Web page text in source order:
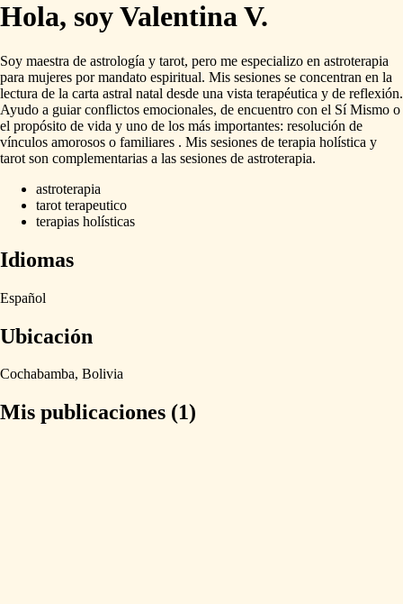
Hola, soy Valentina V.
Soy maestra de astrología y tarot, pero me especializo en astroterapia
para mujeres por mandato espiritual. Mis sesiones se concentran en la
lectura de la carta astral natal desde una vista terapéutica y de reflexión.
Ayudo a guiar conflictos emocionales, de encuentro con el Sí Mismo o
el propósito de vida y uno de los más importantes: resolución de
vínculos amorosos o familiares . Mis sesiones de terapia holística y
tarot son complementarias a las sesiones de astroterapia.
astroterapia
tarot terapeutico
terapias holísticas
Idiomas
Español
Ubicación
Cochabamba, Bolivia
Mis publicaciones (1)